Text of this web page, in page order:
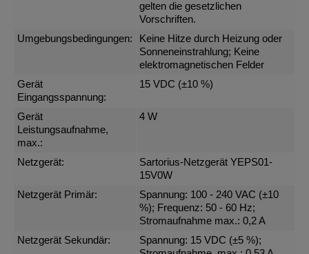
gelten die gesetzlichen
Vorschriften.
Umgebungsbedingungen:
Keine Hitze durch Heizung oder
Sonneneinstrahlung; Keine
elektromagnetischen Felder
Gerät
Eingangsspannung:
15 VDC (±10 %)
Gerät
Leistungsaufnahme,
max.:
4 W
Netzgerät:
Sartorius-Netzgerät YEPS01-
15V0W
Netzgerät Primär:
Spannung: 100 - 240 VAC (±10
%); Frequenz: 50 - 60 Hz;
Stromaufnahme max.: 0,2 A
Netzgerät Sekundär:
Spannung: 15 VDC (±5 %);